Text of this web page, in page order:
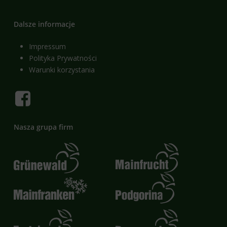
Dalsze informacje
Impressum
Polityka Prywatności
Warunki korzystania
Nasza grupa firm